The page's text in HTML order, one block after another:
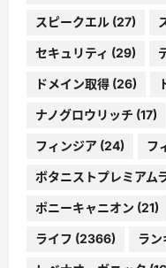
スピークエル (27)
セキュリティ (29)
ドメイン取得 (26)
ナノグロウリッチ (17)
フィンジア (24) フ
ボタニストプレミアム
ポニーキャニオン (21)
ライフ (2366) ラン